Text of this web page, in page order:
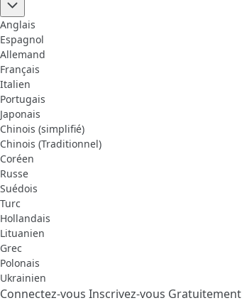
Anglais
Espagnol
Allemand
Français
Italien
Portugais
Japonais
Chinois (simplifié)
Chinois (Traditionnel)
Coréen
Russe
Suédois
Turc
Hollandais
Lituanien
Grec
Polonais
Ukrainien
Connectez-vous Inscrivez-vous Gratuitement